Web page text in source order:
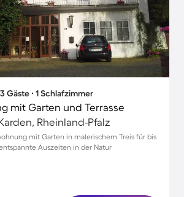
Gäste ∙ 1 Schlafzimmer
mit Garten und Terrasse
Rheinland-Pfalz
mit Garten in malerischem Treis für bis
Auszeiten in der Natur